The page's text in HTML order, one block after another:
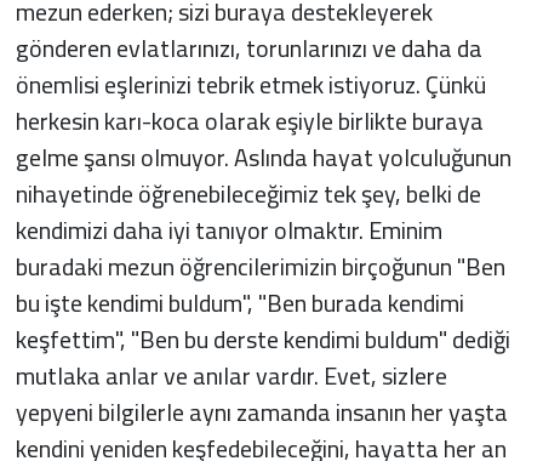
mezun ederken; sizi buraya destekleyerek
gönderen evlatlarınızı, torunlarınızı ve daha da
önemlisi eşlerinizi tebrik etmek istiyoruz. Çünkü
herkesin karı-koca olarak eşiyle birlikte buraya
gelme şansı olmuyor. Aslında hayat yolculuğunun
nihayetinde öğrenebileceğimiz tek şey, belki de
kendimizi daha iyi tanıyor olmaktır. Eminim
buradaki mezun öğrencilerimizin birçoğunun "Ben
bu işte kendimi buldum", "Ben burada kendimi
keşfettim", "Ben bu derste kendimi buldum" dediği
mutlaka anlar ve anılar vardır. Evet, sizlere
yepyeni bilgilerle aynı zamanda insanın her yaşta
kendini yeniden keşfedebileceğini, hayatta her an